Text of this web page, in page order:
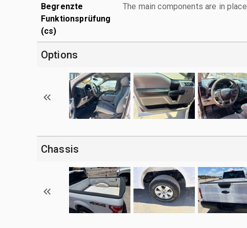
Begrenzte
Funktionsprüfung
(cs)
The main components are in
Options
Chassis